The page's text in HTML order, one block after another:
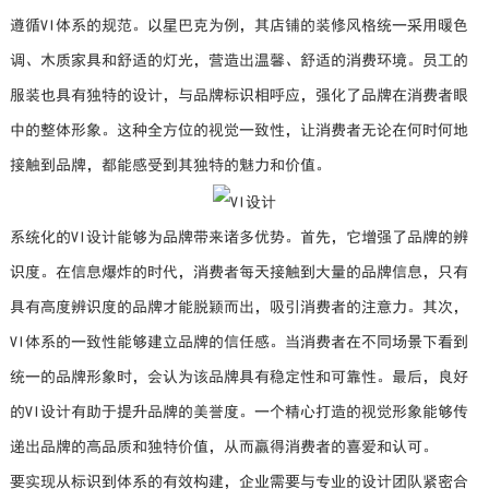
遵循VI体系的规范。以星巴克为例，其店铺的装修风格统一采用暖色
调、木质家具和舒适的灯光，营造出温馨、舒适的消费环境。员工的
服装也具有独特的设计，与品牌标识相呼应，强化了品牌在消费者眼
中的整体形象。这种全方位的视觉一致性，让消费者无论在何时何地
接触到品牌，都能感受到其独特的魅力和价值。
系统化的VI设计能够为品牌带来诸多优势。首先，它增强了品牌的辨
识度。在信息爆炸的时代，消费者每天接触到大量的品牌信息，只有
具有高度辨识度的品牌才能脱颖而出，吸引消费者的注意力。其次，
VI体系的一致性能够建立品牌的信任感。当消费者在不同场景下看到
统一的品牌形象时，会认为该品牌具有稳定性和可靠性。最后，良好
的VI设计有助于提升品牌的美誉度。一个精心打造的视觉形象能够传
递出品牌的高品质和独特价值，从而赢得消费者的喜爱和认可。
要实现从标识到体系的有效构建，企业需要与专业的设计团队紧密合